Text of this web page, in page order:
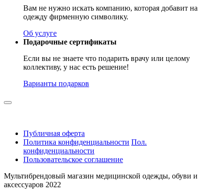
Вам не нужно искать компанию, которая добавит на
одежду фирменную символику.
Об услуге
Подарочные сертификаты
Если вы не знаете что подарить врачу или целому
коллективу, у нас есть решение!
Варианты подарков
Публичная оферта
Политика конфиденциальности Пол.
конфиденциальности
Пользовательское соглашение
Мультибрендовый магазин медицинской одежды, обуви и
аксессуаров 2022